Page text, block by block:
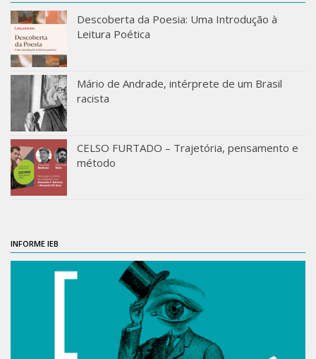
Graduação
Sobre a Graduação
Disciplinas
1° semestre
Aluno Especial
ProgramaUSP 60+
Ingresso – Processo Seletivo
Formulários – Requerimentos
Descoberta da Poesia: Uma Introdução à
Leitura Poética
Mário de Andrade, intérprete de um Brasil
racista
CELSO FURTADO – Trajetória, pensamento e
método
INFORME IEB